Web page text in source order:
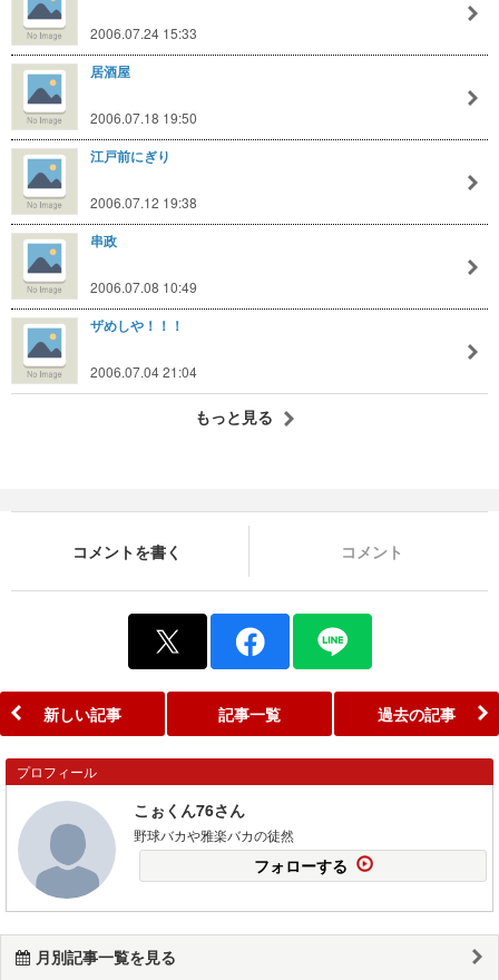
2006.07.24 15:33
居酒屋
2006.07.18 19:50
江戸前にぎり
2006.07.12 19:38
串政
2006.07.08 10:49
ザめしや！！！
2006.07.04 21:04
もっと見る
コメントを書く コメント
新しい記事 記事一覧 過去の記事
プロフィール
こぉくん76さん
野球バカや雅楽バカの徒然
フォローする
月別記事一覧を見る